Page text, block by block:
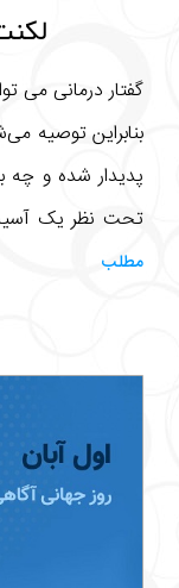
گفتار درمانی می
بنابراین توصیه
پدیدار شده و چه
تحت نظر یک آسیب
مطلب